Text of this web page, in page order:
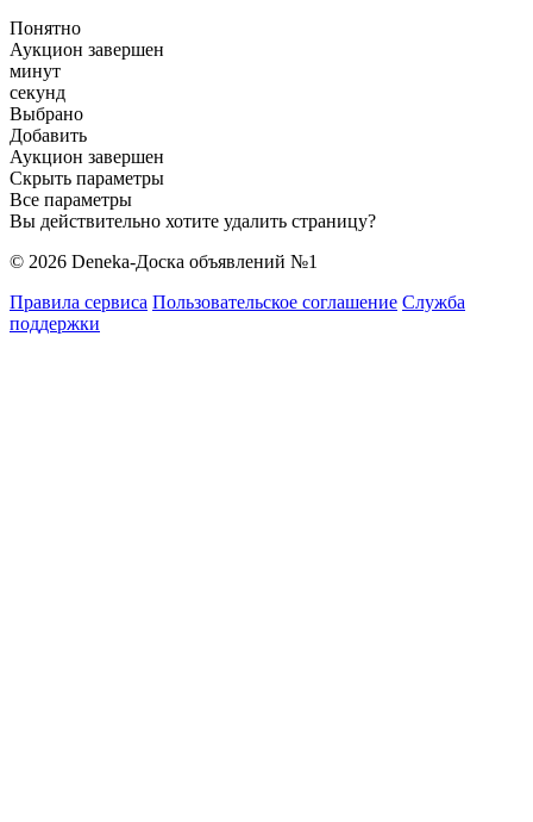
Понятно
Аукцион завершен
минут
секунд
Выбрано
Добавить
Аукцион завершен
Скрыть параметры
Все параметры
Вы действительно хотите удалить страницу?
© 2026 Deneka-Доска объявлений №1
Правила сервиса Пользовательское соглашение Служба
поддержки